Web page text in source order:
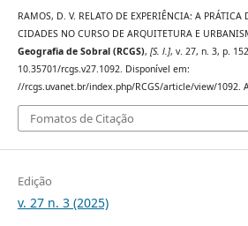
RAMOS, D. V. RELATO DE EXPERIÊNCIA: A
CIDADES NO CURSO DE ARQUITETURA E
Geografia de Sobral (RCGS), [S. l.], v. 27, n. 3, p.
10.35701/rcgs.v27.1092. Disponível em:
//rcgs.uvanet.br/index.php/RCGS/article/view/1092.
Fomatos de Citação
Edição
v. 27 n. 3 (2025)